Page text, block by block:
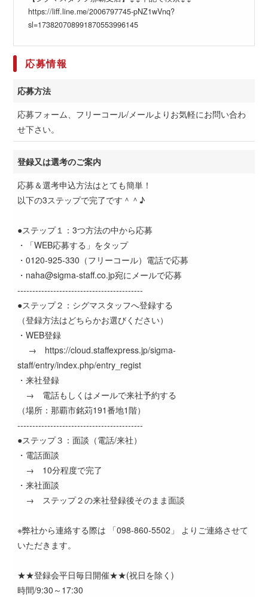
https://liff.line.me/2006797745-pNZ1wVnq?
sl=173820708991870553996145
応募情報
応募方法
応募フォーム、フリーコール/メールよりお気軽にお問い合わ
せ下さい。
登録又は選考のご案内
応募＆選考申込方法はとても簡単！
以下の3ステップで完了です＾＾♪
●ステップ１：3つ方法の中から応募
・「WEB応募する」をタップ
・0120-925-330（フリーコール）電話で応募
・naha@sigma-staff.co.jp宛にメールで応募
------------------------------------------
●ステップ２：シグマスタッフへ登録する
（登録方法はどちらかお選びください）
・WEB登録
→ https://cloud.staffexpress.jp/sigma-
staff/entry/index.php/entry_regist
・来社登録
→ 電話もしくはメールで来社予約する
（場所：那覇市銘苅191番地1階）
------------------------------------------
●ステップ３：面談（電話/来社）
・電話面談
→ 10分程度で完了
・来社面談
→ ステップ２の来社登録後そのまま面談
※弊社から連絡する際は 「098-860-5502」 よりご連絡させて
いただきます。
★★登録会平日毎日開催★★(祝日を除く)
時間/9:30～17:30